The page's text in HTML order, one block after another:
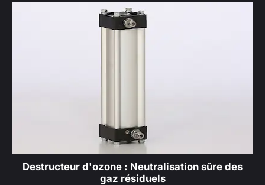
Destructeur d'ozone : Neutralisation sûre des
gaz résiduels